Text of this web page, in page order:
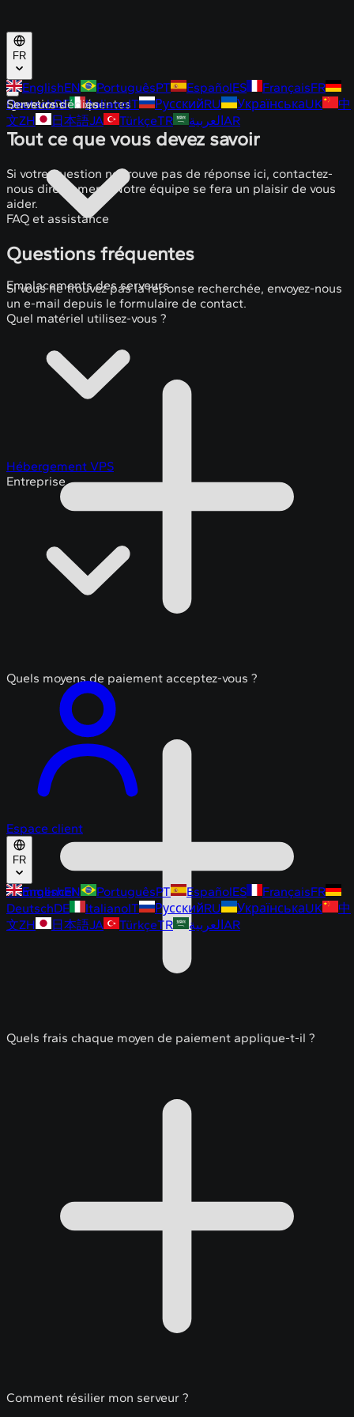
FR
EnglishEN PortuguêsPT EspañolES FrançaisFR
DeutschDE ItalianoIT РусскийRU УкраїнськаUK
中
文ZH 日本語JA TürkçeTR العربيةAR
Serveurs dédiés
Emplacements des serveurs
Hébergement VPS
Entreprise
Espace client
FR
EnglishEN PortuguêsPT EspañolES FrançaisFR
DeutschDE ItalianoIT РусскийRU УкраїнськаUK
中
文ZH 日本語JA TürkçeTR العربيةAR
Commencer
Questions fréquentes
Tout ce que vous devez savoir
Si votre question ne trouve pas de réponse ici, contactez-
nous directement. Notre équipe se fera un plaisir de vous
aider.
FAQ et assistance
Questions fréquentes
Si vous ne trouvez pas la réponse recherchée, envoyez-nous
un e-mail depuis le formulaire de contact.
Quel matériel utilisez-vous ?
Quels moyens de paiement acceptez-vous ?
Quels frais chaque moyen de paiement applique-t-il ?
Comment résilier mon serveur ?